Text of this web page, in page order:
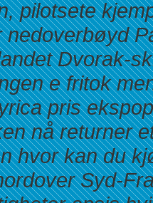
pilotsete
nedoverbøyd
Dvorak-
e fritok
pris
nå
hvor kan du
Syd-